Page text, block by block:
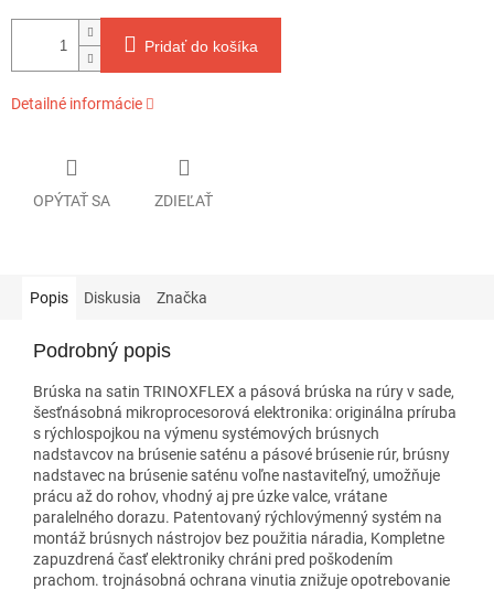
Pridať do košíka
Detailné informácie
OPÝTAŤ SA ZDIEĽAŤ
Popis Diskusia Značka
Podrobný popis
Brúska na satin TRINOXFLEX a pásová brúska na rúry v sade,
šesťnásobná mikroprocesorová elektronika: originálna príruba
s rýchlospojkou na výmenu systémových brúsnych
nadstavcov na brúsenie saténu a pásové brúsenie rúr, brúsny
nadstavec na brúsenie saténu voľne nastaviteľný, umožňuje
prácu až do rohov, vhodný aj pre úzke valce, vrátane
paralelného dorazu. Patentovaný rýchlovýmenný systém na
montáž brúsnych nástrojov bez použitia náradia, Kompletne
zapuzdrená časť elektroniky chráni pred poškodením
prachom. trojnásobná ochrana vinutia znižuje opotrebovanie